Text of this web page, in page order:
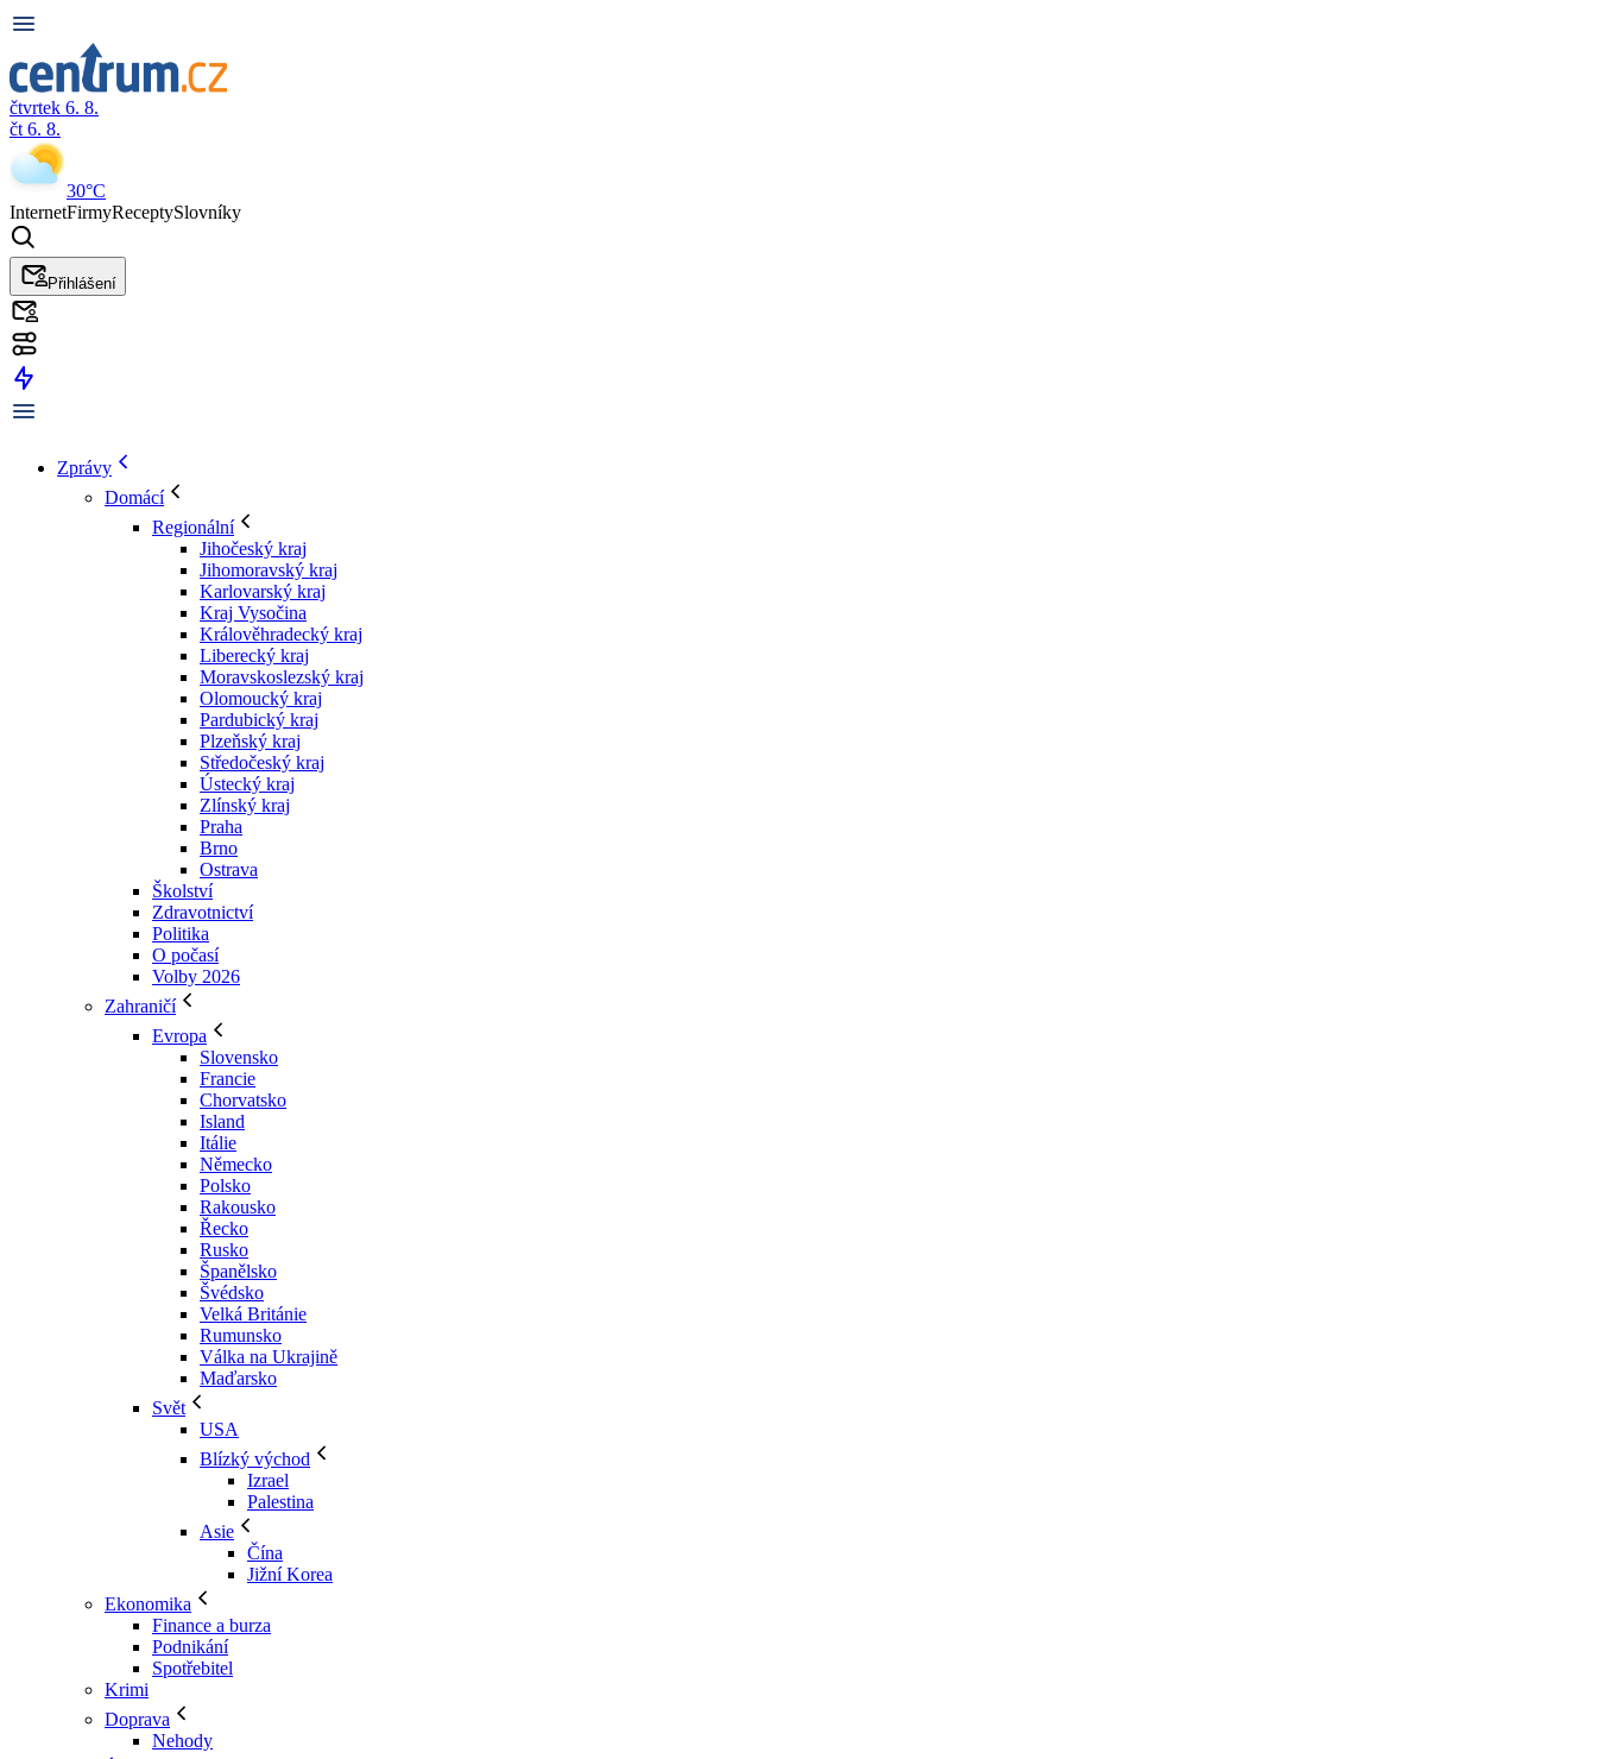
čtvrtek 6. 8.
čt 6. 8.
30°C
InternetFirmyReceptySlovníky
Přihlášení
Zprávy
Domácí
Regionální
Jihočeský kraj
Jihomoravský kraj
Karlovarský kraj
Kraj Vysočina
Králověhradecký kraj
Liberecký kraj
Moravskoslezský kraj
Olomoucký kraj
Pardubický kraj
Plzeňský kraj
Středočeský kraj
Ústecký kraj
Zlínský kraj
Praha
Brno
Ostrava
Školství
Zdravotnictví
Politika
O počasí
Volby 2026
Zahraničí
Evropa
Slovensko
Francie
Chorvatsko
Island
Itálie
Německo
Polsko
Rakousko
Řecko
Rusko
Španělsko
Švédsko
Velká Británie
Rumunsko
Válka na Ukrajině
Maďarsko
Svět
USA
Blízký východ
Izrael
Palestina
Asie
Čína
Jižní Korea
Ekonomika
Finance a burza
Podnikání
Spotřebitel
Krimi
Doprava
Nehody